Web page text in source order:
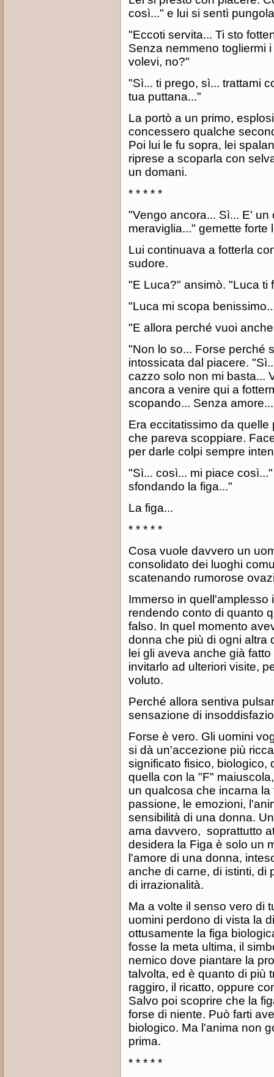
così..." e lui si sentì
"Eccoti servita... Ti sto
Senza nemmeno togliermi
volevi, no?"
"Sì... ti prego, sì... trattami
tua puttana..."
La portò a un primo,
concessero qualche
Poi lui le fu sopra, lei
riprese a scoparla con
un domani.
* * * * *
"Vengo ancora... Sì... E'
meraviglia..." gemette forte
Lui continuava a fotterla
sudore.
"E Luca?" ansimò. "Luca ti
"Luca mi scopa
"E allora perché vuoi
"Non lo so... Forse perché
intossicata dal piacere.
cazzo solo non mi basta...
ancora a venire qui a
scopando... Senza
Era eccitatissimo da
che pareva scoppiare.
per darle colpi sempre
"Sì... così... mi piace
sfondando la figa..."
La figa...
* * * * *
Cosa vuole davvero un
consolidato dei luoghi
scatenando rumorose
Immerso in
rendendo conto di quanto
falso. In quel momento
donna che più di ogni altra
lei gli aveva anche già
invitarlo ad ulteriori visite,
voluto.
Perché allora sentiva
sensazione di
Forse è vero. Gli uomini
si dà un'accezione più
significato fisico, biologico,
quella con la "F"
un qualcosa che incarna
passione, le emozioni,
sensibilità di una donna.
ama davvero, soprattutto
desidera la Figa è solo un
l'amore di una donna,
anche di carne, di istinti, di
di irrazionalità.
Ma a volte il senso vero di
uomini perdono di vista la
ottusamente la figa
fosse la meta ultima, il
nemico dove piantare la
talvolta, ed è quanto di più
raggiro, il ricatto, oppure
Salvo poi scoprire che la
forse di niente. Può farti
biologico. Ma l'anima non
prima.
* * * * *